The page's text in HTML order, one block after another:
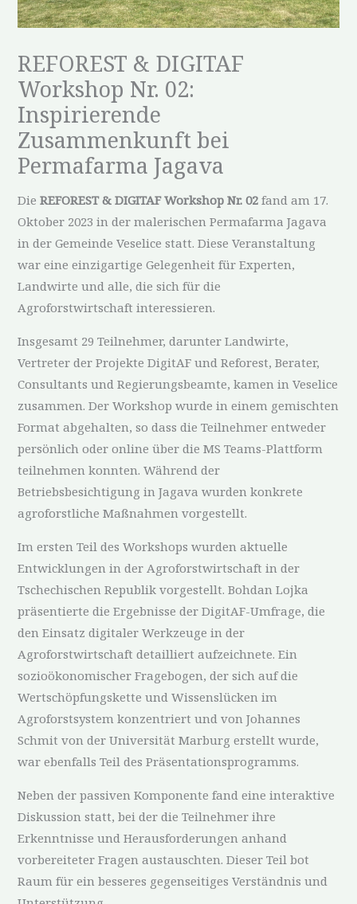
REFOREST & DIGITAF
Workshop Nr. 02:
Inspirierende
Zusammenkunft bei
Permafarma Jagava
DieREFOREST & DIGITAF Workshop Nr. 02 fand am 17.
Oktober 2023 in der malerischen Permafarma Jagava
in der Gemeinde Veselice statt. Diese Veranstaltung
war eine einzigartige Gelegenheit für Experten,
Landwirte und alle, die sich für die
Agroforstwirtschaft interessieren.
Insgesamt 29 Teilnehmer, darunter Landwirte,
Vertreter der Projekte DigitAF und Reforest, Berater,
Consultants und Regierungsbeamte, kamen in Veselice
zusammen. Der Workshop wurde in einem gemischten
Format abgehalten, so dass die Teilnehmer entweder
persönlich oder online über die MS Teams-Plattform
teilnehmen konnten. Während der
Betriebsbesichtigung in Jagava wurden konkrete
agroforstliche Maßnahmen vorgestellt.
Im ersten Teil des Workshops wurden aktuelle
Entwicklungen in der Agroforstwirtschaft in der
Tschechischen Republik vorgestellt. Bohdan Lojka
präsentierte die Ergebnisse der DigitAF-Umfrage, die
den Einsatz digitaler Werkzeuge in der
Agroforstwirtschaft detailliert aufzeichnete. Ein
sozioökonomischer Fragebogen, der sich auf die
Wertschöpfungskette und Wissenslücken im
Agroforstsystem konzentriert und von Johannes
Schmit von der Universität Marburg erstellt wurde,
war ebenfalls Teil des Präsentationsprogramms.
Neben der passiven Komponente fand eine interaktive
Diskussion statt, bei der die Teilnehmer ihre
Erkenntnisse und Herausforderungen anhand
vorbereiteter Fragen austauschten. Dieser Teil bot
Raum für ein besseres gegenseitiges Verständnis und